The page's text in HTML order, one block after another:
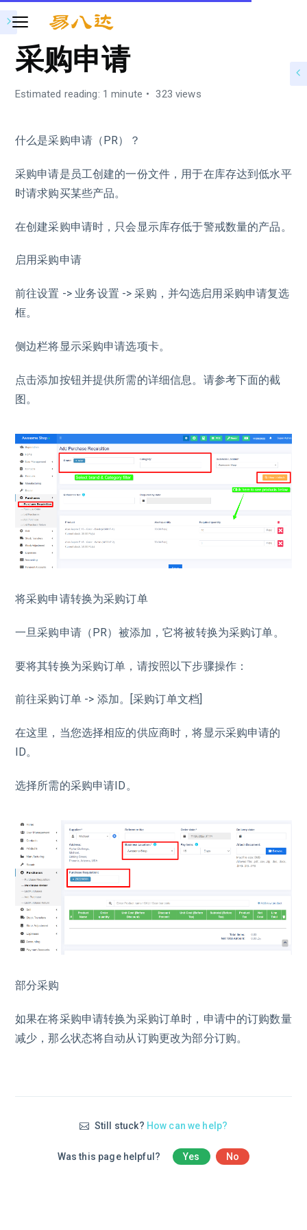
采购申请
Estimated reading: 1 minute 323 views
什么是采购申请（PR）？
采购申请是员工创建的一份文件，用于在库存达到低水平
时请求购买某些产品。
在创建采购申请时，只会显示库存低于警戒数量的产品。
启用采购申请
前往设置 -> 业务设置 -> 采购，并勾选启用采购申请复选
框。
侧边栏将显示采购申请选项卡。
点击添加按钮并提供所需的详细信息。请参考下面的截
图。
将采购申请转换为采购订单
一旦采购申请（PR）被添加，它将被转换为采购订单。
要将其转换为采购订单，请按照以下步骤操作：
前往采购订单 -> 添加。[采购订单文档]
在这里，当您选择相应的供应商时，将显示采购申请的
ID。
选择所需的采购申请ID。
部分采购
如果在将采购申请转换为采购订单时，申请中的订购数量
减少，那么状态将自动从订购更改为部分订购。
Still stuck? How can we help?
Was this page helpful? Yes No